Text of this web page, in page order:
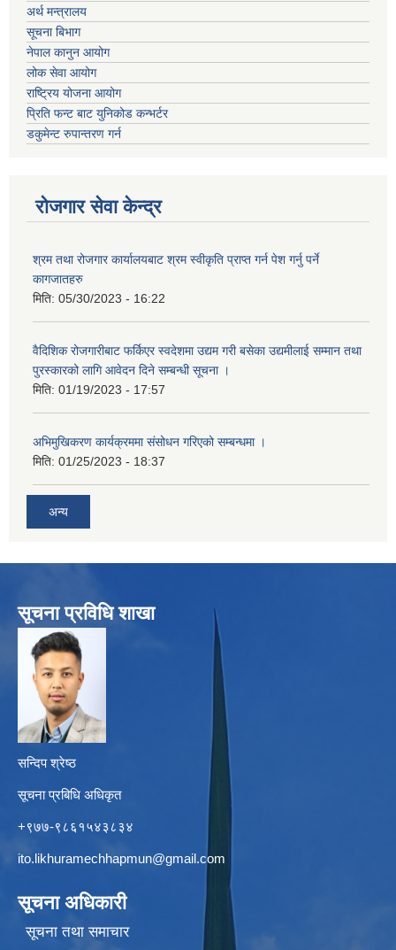
अर्थ मन्त्रालय
सूचना बिभाग
नेपाल कानुन आयोग
लोक सेवा आयोग
राष्ट्रिय योजना आयोग
प्रिति फन्ट बाट युनिकोड कन्भर्टर
डकुमेन्ट रुपान्तरण गर्न
रोजगार सेवा केन्द्र
श्रम तथा रोजगार कार्यालयबाट श्रम स्वीकृति प्राप्त गर्न पेश गर्नु पर्ने
कागजातहरु
मिति: 05/30/2023 - 16:22
वैदिशिक रोजगारीबाट फर्किएर स्वदेशमा उद्यम गरी बसेका उद्यमीलाई सम्मान तथा
पुरस्कारको लागि आवेदन दिने सम्बन्धी सूचना ।
मिति: 01/19/2023 - 17:57
अभिमुखिकरण कार्यक्रममा संसोधन गरिएको सम्बन्धमा ।
मिति: 01/25/2023 - 18:37
अन्य
सूचना प्रविधि शाखा
सन्दिप श्रेष्ठ
सूचना प्रबिधि अधिकृत
+९७७-९८६१५४३८३४
ito.likhuramechhapmun@gmail.com
सूचना अधिकारी
सूचना तथा समाचार